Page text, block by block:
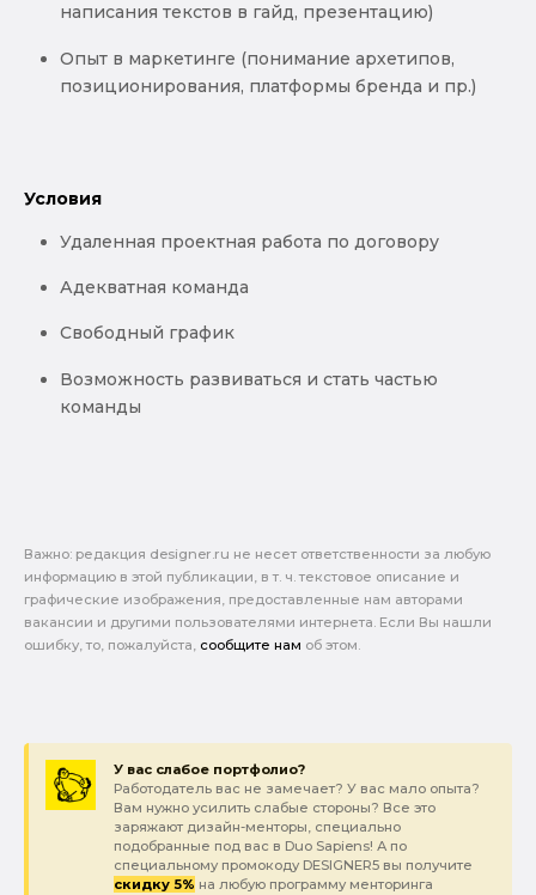
написания текстов в гайд, презентацию)
Опыт в маркетинге (понимание архетипов,
позиционирования, платформы бренда и пр.)
Условия
Удаленная проектная работа по договору
Адекватная команда
Свободный график
Возможность развиваться и стать частью
команды
Важно: pедакция designer.ru не несет ответственности за любую
информацию в этой публикации, в т. ч. текстовое описание и
графические изображения, предоставленные нам авторами
вакансии и другими пользователями интернета. Если Вы нашли
ошибку, то, пожалуйста, сообщите нам об этом.
У вас слабое портфолио?
Работодатель вас не замечает? У вас мало опыта?
Вам нужно усилить слабые стороны? Все это
заряжают дизайн-менторы, специально
подобранные под вас в Duo Sapiens! А по
специальному промокоду DESIGNER5 вы получите
скидку 5% на любую программу менторинга